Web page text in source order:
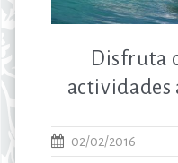
Disfruta
actividades
02/02/2016